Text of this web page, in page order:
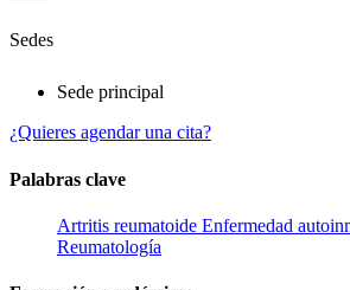
Sedes
Sede principal
¿Quieres agendar una cita?
Palabras clave
Artritis reumatoide Enfermedad
Reumatología